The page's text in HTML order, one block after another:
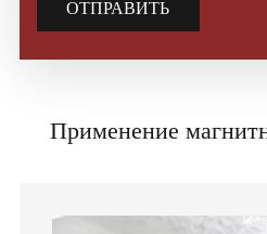
ОТПРАВИТЬ
Применение